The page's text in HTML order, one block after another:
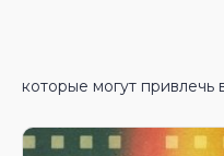
которые могут